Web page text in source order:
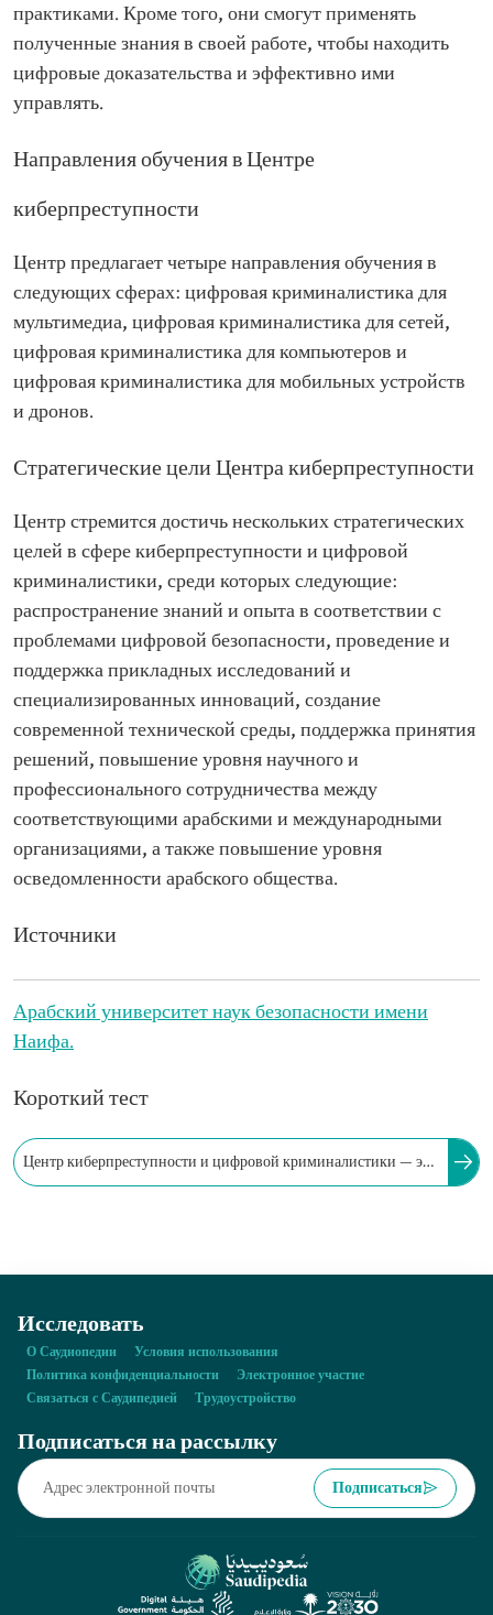
практиками. Кроме того, они смогут применять
полученные знания в своей работе, чтобы находить
цифровые доказательства и эффективно ими
управлять.
Направления обучения в Центре
киберпреступности
Центр предлагает четыре направления обучения в
следующих сферах: цифровая криминалистика для
мультимедиа, цифровая криминалистика для сетей,
цифровая криминалистика для компьютеров и
цифровая криминалистика для мобильных устройств
и дронов.
Стратегические цели Центра киберпреступности
Центр стремится достичь нескольких стратегических
целей в сфере киберпреступности и цифровой
криминалистики, среди которых следующие:
распространение знаний и опыта в соответствии с
проблемами цифровой безопасности, проведение и
поддержка прикладных исследований и
специализированных инноваций, создание
современной технической среды, поддержка принятия
решений, повышение уровня научного и
профессионального сотрудничества между
соответствующими арабскими и международными
организациями, а также повышение уровня
осведомленности арабского общества.
Источники
Арабский университет наук безопасности имени
Наифа.
Короткий тест
Центр киберпреступности и цифровой криминалистики — это
Исследовать
О Саудиопедии
Условия использования
Политика конфиденциальности
Электронное участие
Связаться с Саудипедией
Трудоустройство
Подписаться на рассылку
Подписаться